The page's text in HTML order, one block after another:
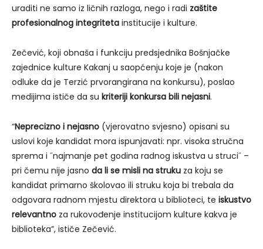
uraditi ne samo iz ličnih razloga, nego i radi zaštite
profesionalnog integriteta institucije i kulture.
Zečević, koji obnaša i funkciju predsjednika Bošnjačke
zajednice kulture Kakanj u saopćenju koje je (nakon
odluke da je Terzić prvorangirana na konkursu), poslao
medijima ističe da su kriteriji konkursa bili nejasni.
“Neprecizno i nejasno (vjerovatno svjesno) opisani su
uslovi koje kandidat mora ispunjavati: npr. visoka stručna
sprema i ˝najmanje pet godina radnog iskustva u struci˝ –
pri čemu nije jasno da li se misli na struku za koju se
kandidat primarno školovao ili struku koja bi trebala da
odgovara radnom mjestu direktora u biblioteci, te iskustvo
relevantno za rukovođenje institucijom kulture kakva je
biblioteka”, ističe Zečević.